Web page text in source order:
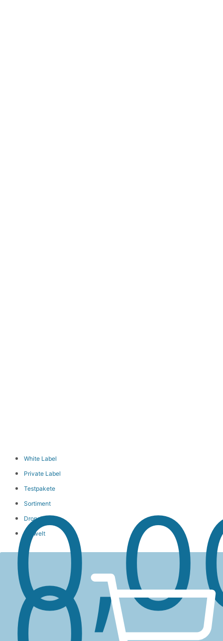
White Label
Private Label
Testpakete
Sortiment
Dropshipping
Umwelt